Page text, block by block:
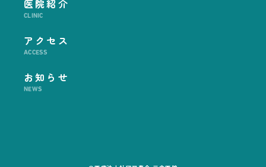
医院紹介
CLINIC
アクセス
ACCESS
お知らせ
NEWS